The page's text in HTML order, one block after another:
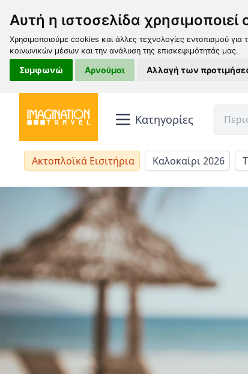
Αυτή η ιστοσελίδα χρησιμοποιεί
Χρησιμοποιούμε cookies και άλλες τεχνολογίες εντοπισμού για
κοινωνικών μέσων και την ανάλυση της επισκεψιμότητάς μας.
Συμφωνώ Αρνούμαι Αλλαγή των
Κατηγορίες
Ακτοπλοϊκά Εισιτήρια Καλοκαίρι 2026